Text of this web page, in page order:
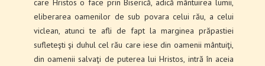
care Hristos o face prin Biserică, adică mântuirea lumii,
eliberarea oamenilor de sub povara celui rău, a celui
viclean, atunci te afli de fapt la marginea prăpastiei
sufleteşti şi duhul cel rău care iese din oamenii mântuiţi,
din oamenii salvaţi de puterea lui Hristos, intră în aceia